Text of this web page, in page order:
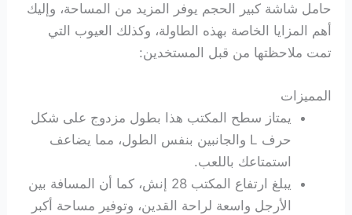
حامل شاشة كبير الحجم يوفر المزيد من المساحة، وإليك
أهم المزايا الخاصة بهذه الطاولة، وكذلك العيوب التي
تمت ملاحظتها من قبل المستخدين:
المميزات
يمتاز سطح المكتب هذا بطول مزدوج على شكل
حرف L والجانبين بنفس الطول، مما يضاعف
استمتاعك باللعب.
يبلغ ارتفاع المكتب 28 إنش، كما أن المسافة بين
الأرجل واسعة لراحة القدين، وتوفير مساحة أكبر